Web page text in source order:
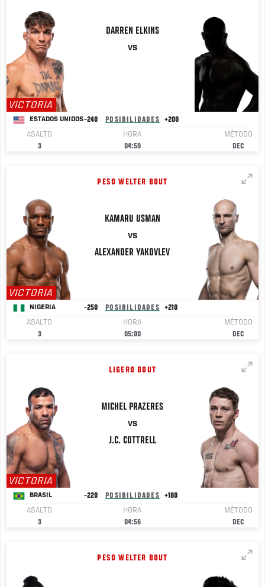
VICTORIA
DARREN ELKINS
VS
ESTADOS UNIDOS-240 POSIBILIDADES
+200
ASALTO
3
HORA
04:59
MÉTODO
DEC
PESO WELTER BOUT
VICTORIA
KAMARU USMAN
VS
ALEXANDER YAKOVLEV
NIGERIA -250 POSIBILIDADES
+210
ASALTO
3
HORA
05:00
MÉTODO
DEC
LIGERO BOUT
VICTORIA
MICHEL PRAZERES
VS
J.C. COTTRELL
BRASIL -220 POSIBILIDADES
+180
ASALTO
3
HORA
04:56
MÉTODO
DEC
PESO WELTER BOUT